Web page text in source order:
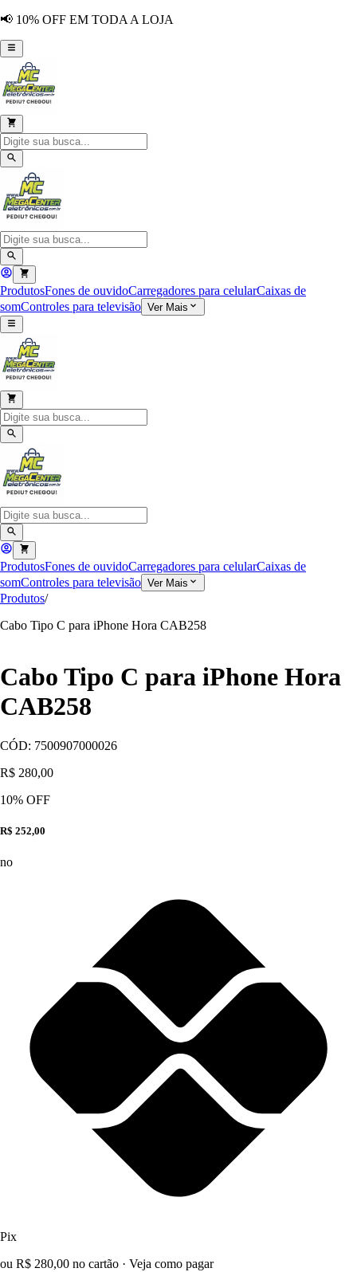
📢 10% OFF EM TODA A LOJA
ProdutosFones de ouvidoCarregadores para celularCaixas de
somControles para televisão Ver Mais
ProdutosFones de ouvidoCarregadores para celularCaixas de
somControles para televisão Ver Mais
Produtos/
Cabo Tipo C para iPhone Hora CAB258
Cabo Tipo C para iPhone Hora
CAB258
CÓD: 7500907000026
R$ 280,00
10% OFF
R$ 252,00
no
Pix
ou R$ 280,00 no cartão · Veja como pagar